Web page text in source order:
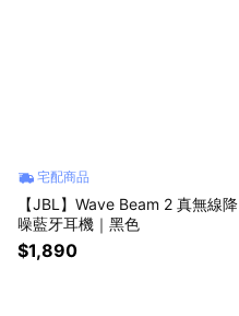
宅配商品
【JBL】Wave Beam 2 真無線降
噪藍牙耳機｜黑色
$1,890